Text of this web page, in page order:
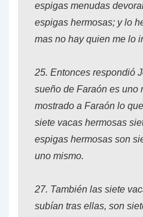
espigas menudas
espigas hermosas; y lo
mas no hay quien me lo
25. Entonces respondió
sueño de Faraón es uno
mostrado a Faraón lo
siete vacas hermosas
espigas hermosas son
uno mismo.
27. También las siete
subían tras ellas, son